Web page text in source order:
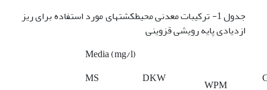
جدول 1- ترکیبات معدنی محیط­کشت
های مورد استفاده برای ریز
ازدیادی پایه رویشی قزوینی
Media (mg/l)
MS
DKW
WPM